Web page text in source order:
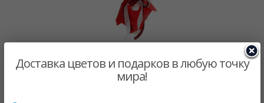
от $146.11 US
Доставка цветов и подарков в любую точку
мира!